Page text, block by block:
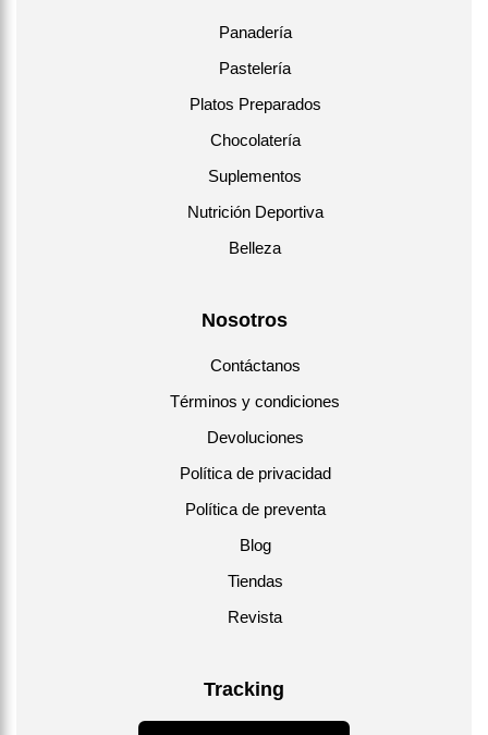
Panadería
Pastelería
Platos Preparados
Chocolatería
Suplementos
Nutrición Deportiva
Belleza
Nosotros
Contáctanos
Términos y condiciones
Devoluciones
Política de privacidad
Política de preventa
Blog
Tiendas
Revista
Tracking